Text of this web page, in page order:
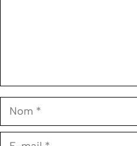
Nom
E-